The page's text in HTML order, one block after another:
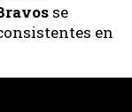
se
en